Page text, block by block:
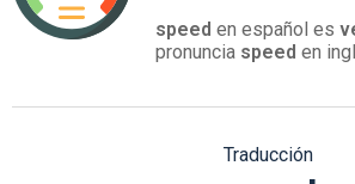
speed en español es
pronuncia speed en
Traducción